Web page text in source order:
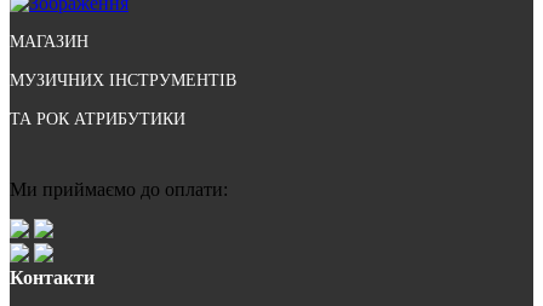
МАГАЗИН
МУЗИЧНИХ ІНСТРУМЕНТІВ
ТА РОК АТРИБУТИКИ
Ми приймаємо до оплати:
Контакти